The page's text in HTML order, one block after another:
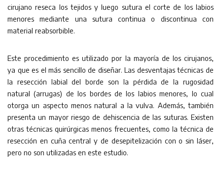
cirujano reseca los tejidos y luego sutura el corte de los labios
menores mediante una sutura continua o discontinua con
material reabsorbible.
Este procedimiento es utilizado por la mayoría de los cirujanos,
ya que es el más sencillo de diseñar. Las desventajas técnicas de
la resección labial del borde son la pérdida de la rugosidad
natural (arrugas) de los bordes de los labios menores, lo cual
otorga un aspecto menos natural a la vulva. Además, también
presenta un mayor riesgo de dehiscencia de las suturas. Existen
otras técnicas quirúrgicas menos frecuentes, como la técnica de
resección en cuña central y de desepitelización con o sin láser,
pero no son utilizadas en este estudio.